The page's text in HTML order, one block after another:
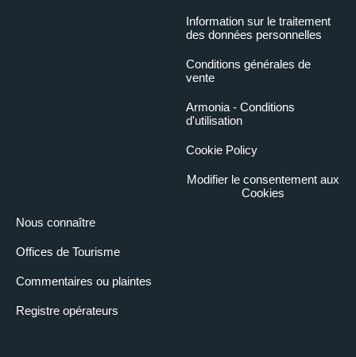
Nous connaître
Offices de Tourisme
Commentaires ou plaintes
Registre opérateurs
Information sur le traitement
des données personnelles
Conditions générales de
vente
Armonia - Conditions
d'utilisation
Cookie Policy
Modifier le consentement aux
Cookies